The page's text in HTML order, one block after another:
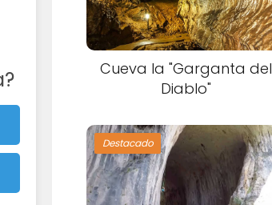
Cueva la "Garganta del
Diablo"
Destacado